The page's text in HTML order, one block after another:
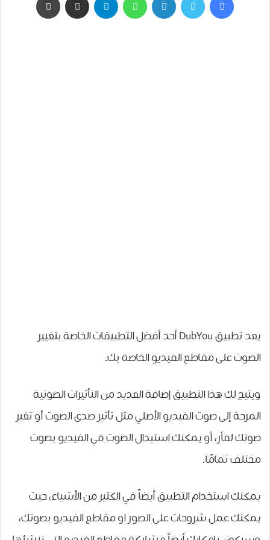
يعد تطبيق DubYou أحد أفضل التطبيقات الخاصة بتغيير
الصوت على مقاطع الفيديو الخاصة بك.
ويتيح لك هذا التطبيق إضافة العديد من التأثيرات الصوتية
المرحة إلى صوت الفيديو الأصلي مثل تأثير صدى الصوت أو تغير
صوتك لفأر، أو يمكنك استبدال الصوت في الفيديو بصوت
مختلف تمامًا.
يمكنك استخدام التطبيق أيضاً في الكثير من الأشياء، حيث
يمكنك عمل شروحات على الصور او مقاطع الفيديو بصوتك،